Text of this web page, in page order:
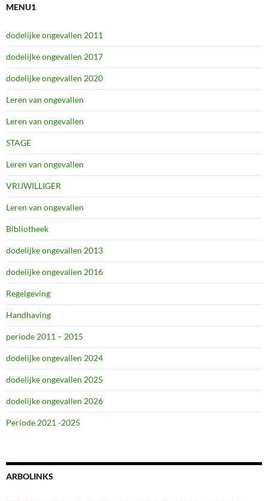
MENU1
dodelijke ongevallen 2011
dodelijke ongevallen 2017
dodelijke ongevallen 2020
Leren van ongevallen
Leren van ongevallen
STAGE
Leren van ongevallen
VRIJWILLIGER
Leren van ongevallen
Bibliotheek
dodelijke ongevallen 2013
dodelijke ongevallen 2016
Regelgeving
Handhaving
periode 2011 – 2015
dodelijke ongevallen 2024
dodelijke ongevallen 2025
dodelijke ongevallen 2026
Periode 2021 -2025
ARBOLINKS